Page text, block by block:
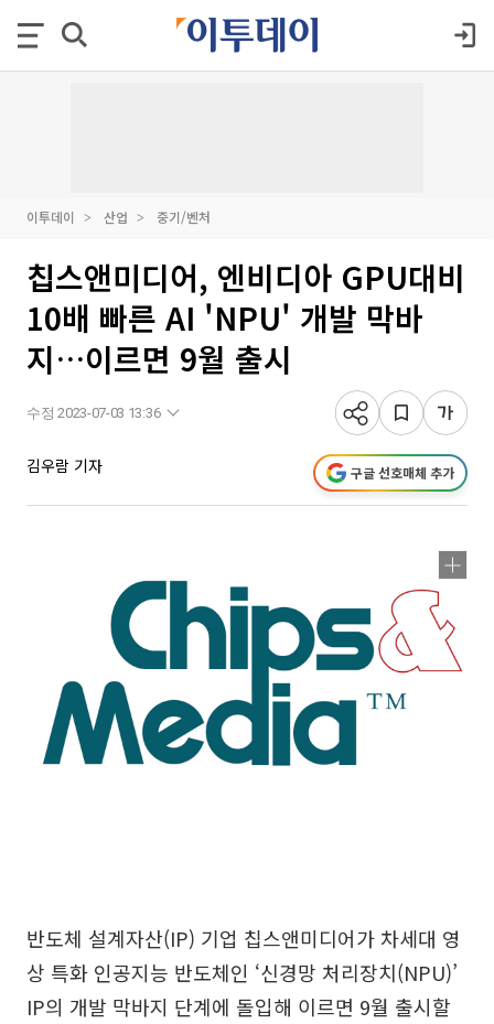
이투데이 산업 중기/벤처
칩스앤미디어, 엔비디아 GPU대비
10배 빠른 AI 'NPU' 개발 막바
지…이르면 9월 출시
수정 2023-07-03 13:36
김우람 기자 구글 선호매체 추가
반도체 설계자산(IP) 기업 칩스앤미디어가 차세대 영
상 특화 인공지능 반도체인 ‘신경망 처리장치(NPU)’
IP의 개발 막바지 단계에 돌입해 이르면 9월 출시할